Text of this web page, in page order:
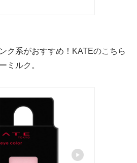
ク系がおすすめ！KATEのこちら
ミルク。